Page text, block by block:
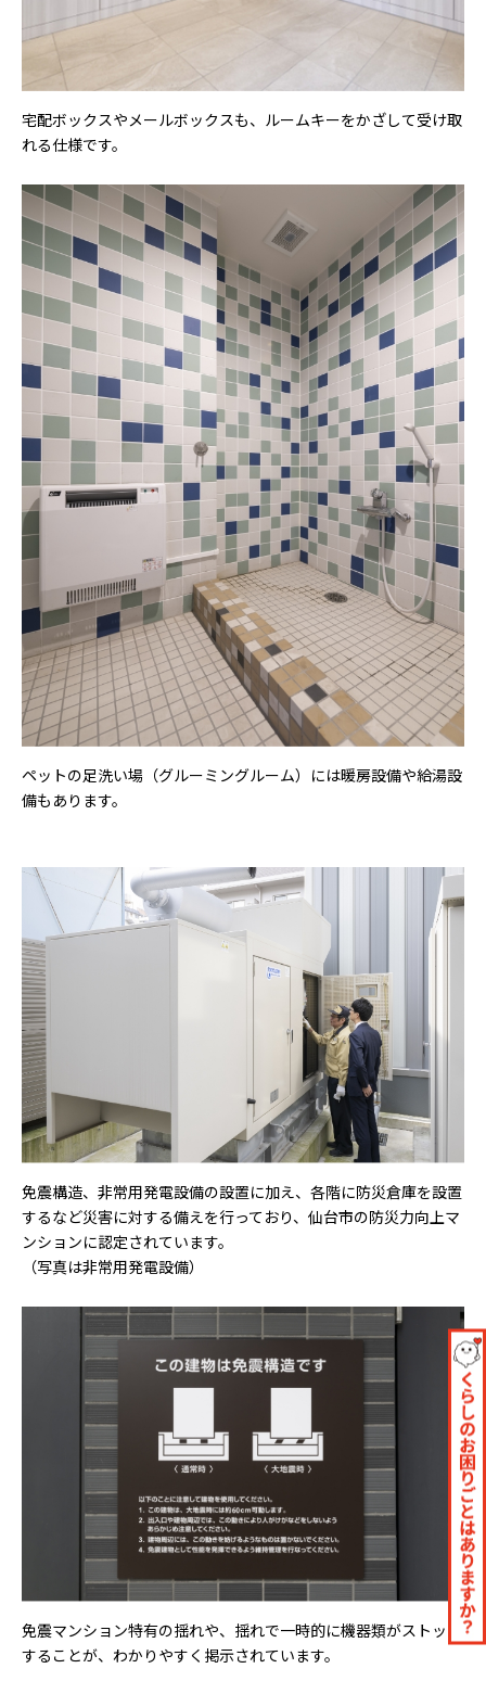
宅配ボックスやメールボックスも、ルームキーをかざして受け取
れる仕様です。
ペットの足洗い場（グルーミングルーム）には暖房設備や給湯設
備もあります。
免震構造、非常用発電設備の設置に加え、各階に防災倉庫を設置
するなど災害に対する備えを行っており、仙台市の防災力向上マ
ンションに認定されています。
（写真は非常用発電設備）
免震マンション特有の揺れや、揺れで一時的に機器類がストップ
することが、わかりやすく掲示されています。